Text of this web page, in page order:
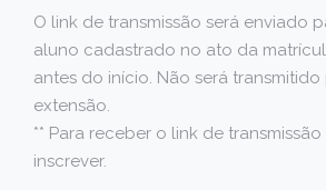
O link de transmissão será enviado
aluno cadastrado no ato da
antes do início. Não será
extensão.
** Para receber o link de
inscrever.